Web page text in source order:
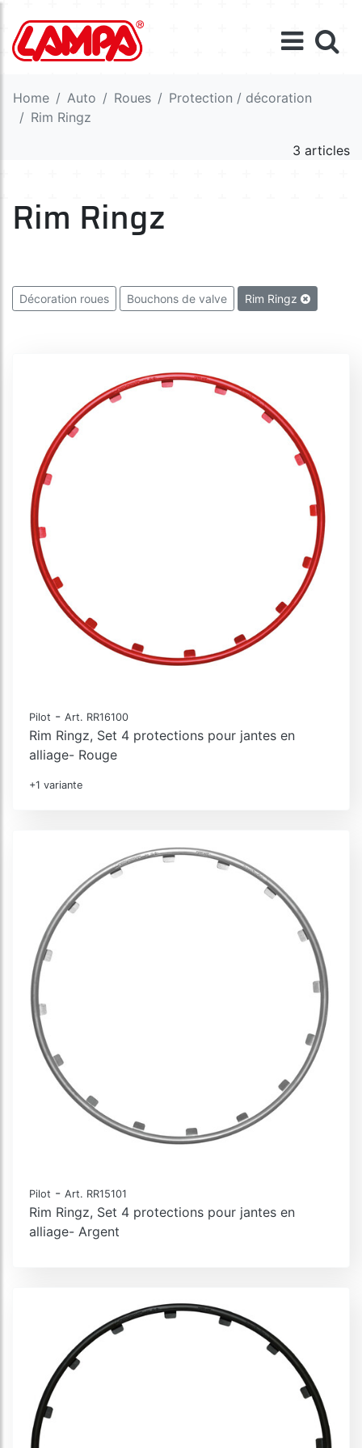
Home Auto Roues
Protection / décoration
Rim Ringz
3 articles
Rim Ringz
Décoration roues Bouchons de valve Rim Ringz
Pilot - Art. RR16100
Rim Ringz, Set 4 protections pour jantes en
alliage- Rouge
+1 variante
Pilot - Art. RR15101
Rim Ringz, Set 4 protections pour jantes en
alliage- Argent